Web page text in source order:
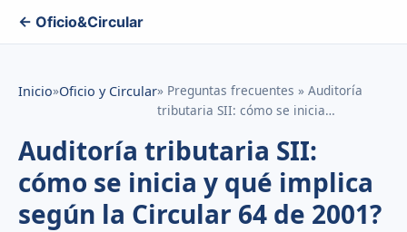
← Oficio&Circular
Inicio»Oficio y Circular» Preguntas frecuentes » Auditoría
tributaria SII: cómo se inicia…
Auditoría tributaria SII:
cómo se inicia y qué implica
según la Circular 64 de 2001?